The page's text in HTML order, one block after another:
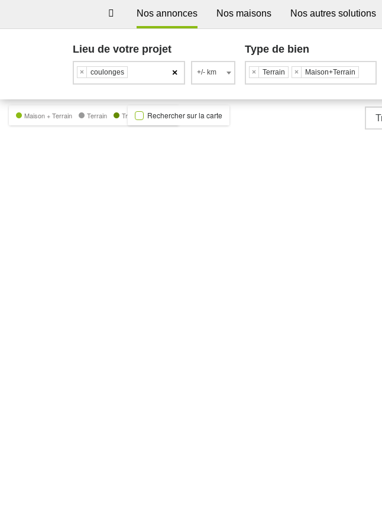
Nos annonces Nos maisons Nos autres solutions
Lieu de votre projet
×
× coulonges +/- km
Type de bien
× Terrain × Maison+Terrain
Maison + Terrain Terrain Trecobat GreenRechercher sur la carte